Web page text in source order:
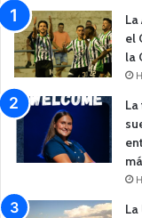
el
la